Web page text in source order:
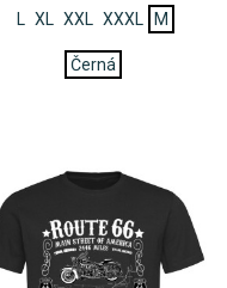
L XL XXL XXXL M
Černá